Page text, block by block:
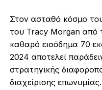
Στον ασταθό κόσμο
του Tracy Morgan από
καθαρό εισόδημα 70
2024 αποτελεί
στρατηγικής
διαχείρισης